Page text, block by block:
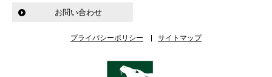
お問い合わせ
プライバシーポリシー サイトマップ